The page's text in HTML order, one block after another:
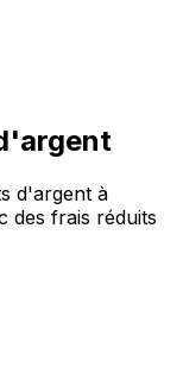
d'argent à
des frais réduits